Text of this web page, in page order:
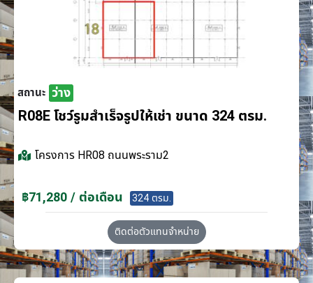
สถานะ ว่าง
R08E โชว์รูมสำเร็จรูปให้เช่า ขนาด 324 ตรม.
โครงการ HR08 ถนนพระราม2
฿71,280 / ต่อเดือน 324 ตรม.
ติดต่อตัวแทนจำหน่าย